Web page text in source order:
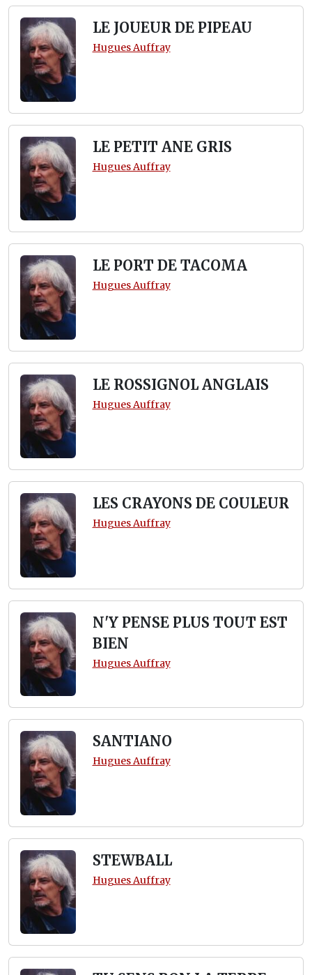
LE JOUEUR DE PIPEAU
Hugues Auffray
LE PETIT ANE GRIS
Hugues Auffray
LE PORT DE TACOMA
Hugues Auffray
LE ROSSIGNOL ANGLAIS
Hugues Auffray
LES CRAYONS DE COULEUR
Hugues Auffray
N'Y PENSE PLUS TOUT EST
BIEN
Hugues Auffray
SANTIANO
Hugues Auffray
STEWBALL
Hugues Auffray